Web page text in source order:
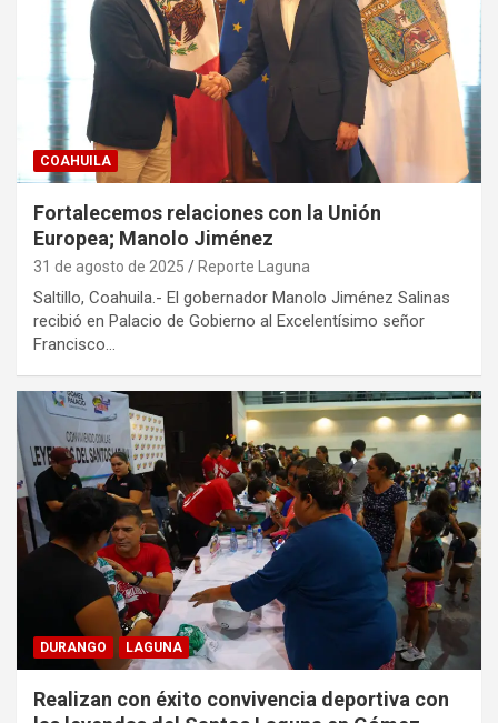
COAHUILA
Fortalecemos relaciones con la Unión
Europea; Manolo Jiménez
31 de agosto de 2025 Reporte Laguna
Saltillo, Coahuila.- El gobernador Manolo Jiménez Salinas
recibió en Palacio de Gobierno al Excelentísimo señor
Francisco…
DURANGO LAGUNA
Realizan con éxito convivencia deportiva con